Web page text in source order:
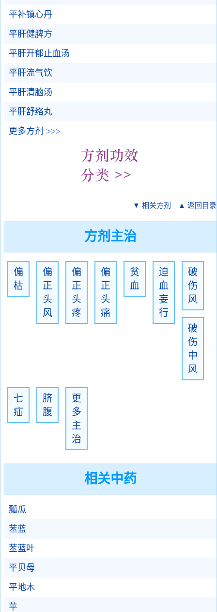
平补镇心丹
平肝健脾方
平肝开郁止血汤
平肝流气饮
平肝清脑汤
平肝舒络丸
更多方剂 >>>
▼ 相关方剂 ▲ 返回目录
方剂主治
偏
枯
偏
正
头
风
偏
正
头
疼
偏
正
头
痛
贫
血
迫
血
妄
行
破
伤
风
破
伤
中
风
七
疝
脐
腹
更
多
主
治
相关中药
瓢瓜
苤蓝
苤蓝叶
平贝母
平地木
苹